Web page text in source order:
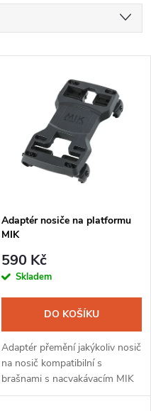
Adaptér nosiče na platformu
MIK
590 Kč
Skladem
DO KOŠÍKU
Adaptér přemění jakýkoliv nosič
na nosič kompatibilní s
brašnami s nacvakávacím MIK
systémem.